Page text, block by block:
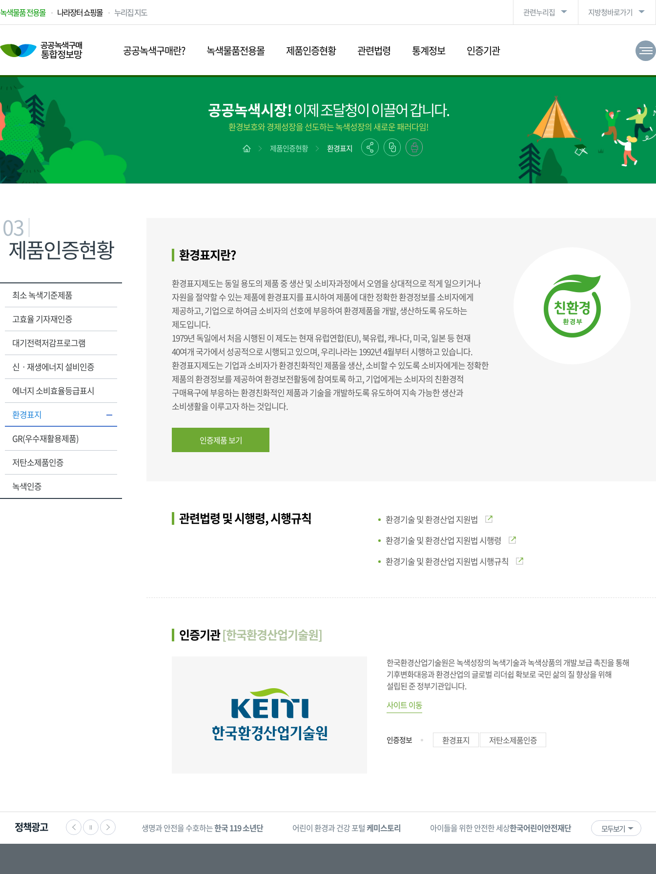
녹색물품 전용몰 나라장터 쇼핑몰 누리집 지도 관련누리집 지방청바로가기
공공녹색구매란? 녹색물품전용몰 제품인증현황 관련법령 통계정보 인증기관
공공녹색시장!이제 조달청이 이끌어 갑니다.
환경보호와 경제성장을 선도하는 녹색성장의 새로운 패러다임!
제품인증현황 환경표지
03
제품인증현황
최소 녹색기준제품
고효율 기자재인증
대기전력저감프로그램
신ㆍ재생에너지 설비인증
에너지 소비효율등급표시
환경표지
GR(우수재활용제품)
저탄소제품인증
녹색인증
환경표지란?
환경표지제도는 동일 용도의 제품 중 생산 및 소비자과정에서 오염을 상대적으로 적게 일으키거나
자원을 절약할 수 있는 제품에 환경표지를 표시하여 제품에 대한 정확한 환경정보를 소비자에게
제공하고, 기업으로 하여금 소비자의 선호에 부응하여 환경제품을 개발, 생산하도록 유도하는
제도입니다.
1979년 독일에서 처음 시행된 이 제도는 현재 유럽연합(EU), 북유럽, 캐나다, 미국, 일본 등 현재
40여개 국가에서 성공적으로 시행되고 있으며, 우리나라는 1992년 4월부터 시행하고 있습니다.
환경표지제도는 기업과 소비자가 환경친화적인 제품을 생산, 소비할 수 있도록 소비자에게는 정확한
제품의 환경정보를 제공하여 환경보전활동에 참여토록 하고, 기업에게는 소비자의 친환경적
구매욕구에 부응하는 환경친화적인 제품과 기술을 개발하도록 유도하여 지속 가능한 생산과
소비생활을 이루고자 하는 것입니다.
인증제품 보기
관련법령 및 시행령, 시행규칙
환경기술 및 환경산업 지원법
환경기술 및 환경산업 지원법 시행령
환경기술 및 환경산업 지원법 시행규칙
인증기관[한국환경산업기술원]
한국환경산업기술원은 녹색성장의 녹색기술과 녹색상품의 개발.보급 촉진을 통해
기후변화대응과 환경산업의 글로벌 리더쉽 확보로 국민 삶의 질 향상을 위해
설립된 준 정부기관입니다.
사이트 이동
인증정보 환경표지 저탄소제품인증
정책광고 생명과 안전을 수호하는한국 119 소년단 어린이 환경과 건강 포털케미스토리 아이들을 위한 안전한 세상한국어린이안전재단 어린이·청소년
모두보기